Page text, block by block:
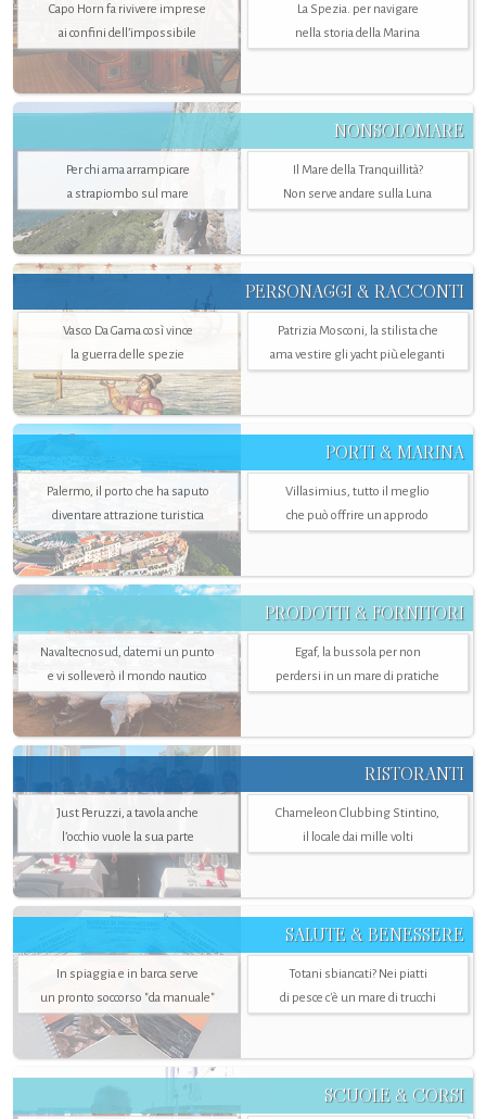
Capo Horn fa rivivere imprese
ai confini dell’impossibile
La Spezia. per navigare
nella storia della Marina
NONSOLOMARE
Per chi ama arrampicare
a strapiombo sul mare
Il Mare della Tranquillità?
Non serve andare sulla Luna
PERSONAGGI & RACCONTI
Vasco Da Gama così vince
la guerra delle spezie
Patrizia Mosconi, la stilista che
ama vestire gli yacht più eleganti
PORTI & MARINA
Palermo, il porto che ha saputo
diventare attrazione turistica
Villasimius, tutto il meglio
che può offrire un approdo
PRODOTTI & FORNITORI
Navaltecnosud, datemi un punto
e vi solleverò il mondo nautico
Egaf, la bussola per non
perdersi in un mare di pratiche
RISTORANTI
Just Peruzzi, a tavola anche
l’occhio vuole la sua parte
Chameleon Clubbing Stintino,
il locale dai mille volti
SALUTE & BENESSERE
In spiaggia e in barca serve
un pronto soccorso "da manuale"
Totani sbiancati? Nei piatti
di pesce c'è un mare di trucchi
SCUOLE & CORSI